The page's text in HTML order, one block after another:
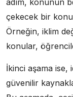
çekecek bir konu
Örneğin, iklim
konular,
İkinci aşama ise,
güvenilir